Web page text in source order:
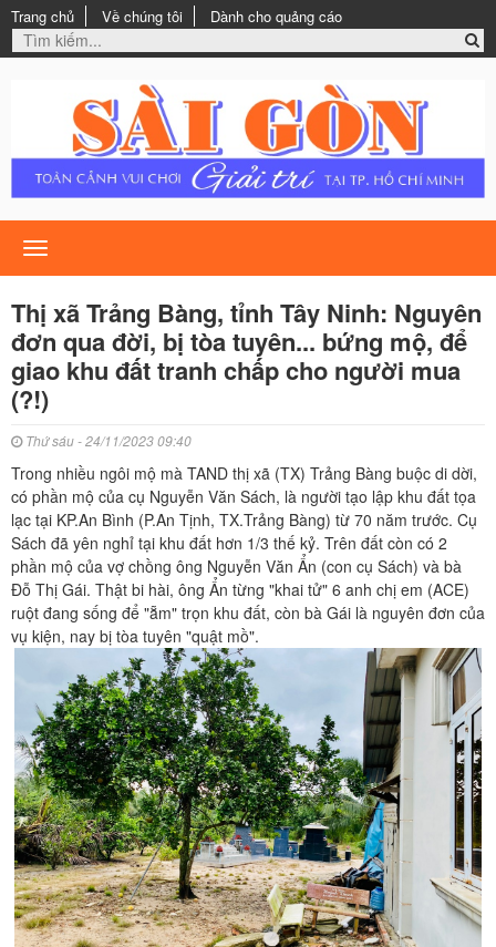
Trang chủ Về chúng tôi Dành cho quảng cáo
Toggle
navigation
Thị xã Trảng Bàng, tỉnh Tây Ninh: Nguyên
đơn qua đời, bị tòa tuyên... bứng mộ, để
giao khu đất tranh chấp cho người mua
(?!)
Thứ sáu - 24/11/2023 09:40
Trong nhiều ngôi mộ mà TAND thị xã (TX) Trảng Bàng buộc di dời,
có phần mộ của cụ Nguyễn Văn Sách, là người tạo lập khu đất tọa
lạc tại KP.An Bình (P.An Tịnh, TX.Trảng Bàng) từ 70 năm trước. Cụ
Sách đã yên nghỉ tại khu đất hơn 1/3 thế kỷ. Trên đất còn có 2
phần mộ của vợ chồng ông Nguyễn Văn Ẩn (con cụ Sách) và bà
Đỗ Thị Gái. Thật bi hài, ông Ẩn từng "khai tử" 6 anh chị em (ACE)
ruột đang sống để "ẵm" trọn khu đất, còn bà Gái là nguyên đơn của
vụ kiện, nay bị tòa tuyên "quật mồ".